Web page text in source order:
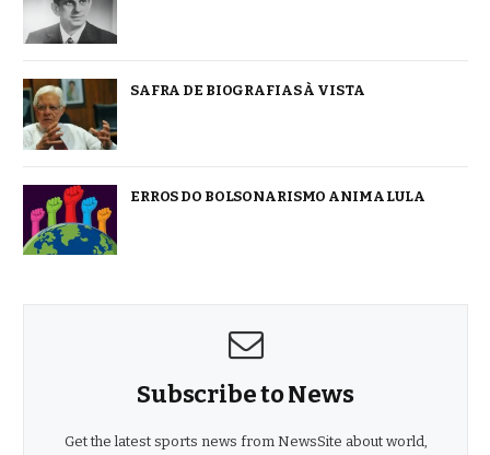
SAFRA DE BIOGRAFIAS À VISTA
ERROS DO BOLSONARISMO ANIMA LULA
Subscribe to News
Get the latest sports news from NewsSite about world,